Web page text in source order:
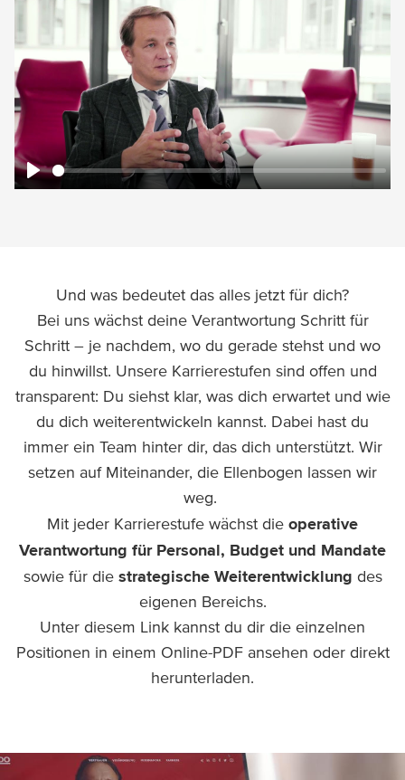
Play
Play
Und was bedeutet das alles jetzt für dich?
Bei uns wächst deine Verantwortung Schritt für
Schritt – je nachdem, wo du gerade stehst und wo
du hinwillst. Unsere Karrierestufen sind offen und
transparent: Du siehst klar, was dich erwartet und wie
du dich weiterentwickeln kannst. Dabei hast du
immer ein Team hinter dir, das dich unterstützt. Wir
setzen auf Miteinander, die Ellenbogen lassen wir
weg.
Mit jeder Karrierestufe wächst die operative
Verantwortung für Personal, Budget und Mandate
sowie für die strategische Weiterentwicklung des
eigenen Bereichs.
Unter diesem Link kannst du dir die einzelnen
Positionen in einem Online-PDF ansehen oder direkt
herunterladen.